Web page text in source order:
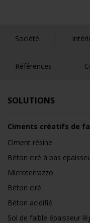
Société
Références
SOLUTIONS
Ciments créatifs de
Ciment résine
Béton ciré à bas
Microterrazzo
Béton ciré
Béton acidifié
Sol de faible épaisseur